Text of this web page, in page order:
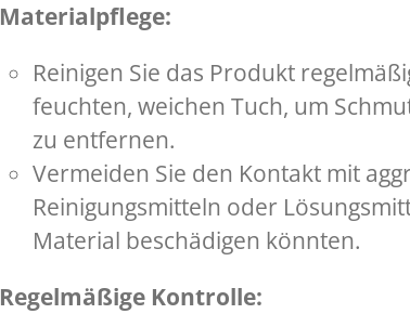
Materialpflege:
Reinigen Sie das Produkt
feuchten, weichen Tuch, um
zu entfernen.
Vermeiden Sie den Kontakt mit
Reinigungsmitteln oder
Material beschädigen könnten.
Regelmäßige Kontrolle: